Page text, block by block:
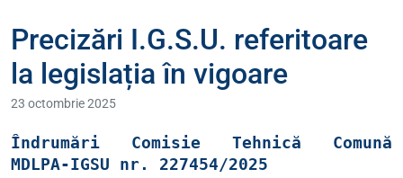
Precizări I.G.S.U. referitoare
la legislația în vigoare
23 octombrie 2025
Îndrumări Comisie Tehnică Comună
MDLPA-IGSU nr. 227454/2025